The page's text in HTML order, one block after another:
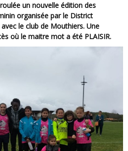
organisée par le District
le club de Mouthiers. Une
où le maitre mot a été PLAISIR.